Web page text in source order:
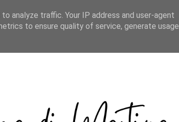
analyze traffic. Your IP address and user-agent
to ensure quality of service, generate usage